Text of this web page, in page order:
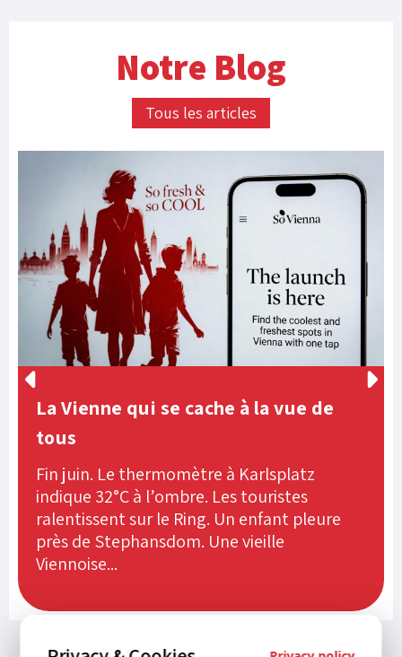
Notre Blog
Tous les articles
La Vienne qui se cache à la vue de
tous
Fin juin. Le thermomètre à Karlsplatz
indique 32°C à l’ombre. Les touristes
ralentissent sur le Ring. Un enfant pleure
près de Stephansdom. Une vieille
Viennoise...